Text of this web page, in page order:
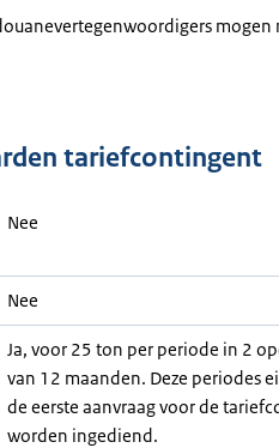
mogen
tariefcontingent
Nee
Nee
Ja, voor 25 ton per periode in 2
van 12 maanden. Deze periodes
de eerste aanvraag voor de
worden ingediend.